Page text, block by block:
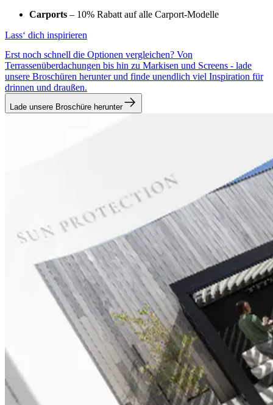
Carports – 10% Rabatt auf alle Carport‑Modelle
Lass‘ dich inspirieren
Erst noch schnell die Optionen vergleichen? Von
Terrassenüberdachungen bis hin zu Markisen und Screens - lade
unsere Broschüren herunter und finde unendlich viel Inspiration für
drinnen und draußen.
Lade unsere Broschüre herunter